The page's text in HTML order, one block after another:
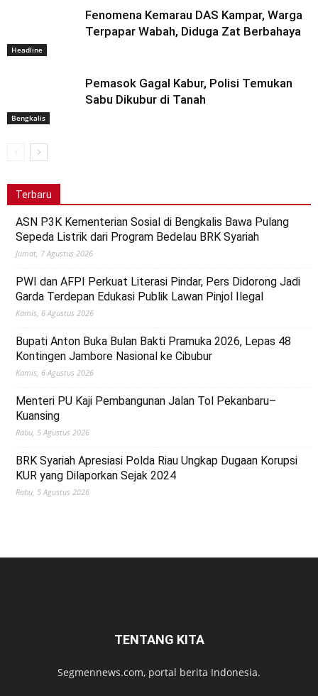
Headline
Fenomena Kemarau DAS Kampar, Warga
Terpapar Wabah, Diduga Zat Berbahaya
Bengkalis
Pemasok Gagal Kabur, Polisi Temukan
Sabu Dikubur di Tanah
Terbaru
ASN P3K Kementerian Sosial di Bengkalis Bawa Pulang
Sepeda Listrik dari Program Bedelau BRK Syariah
Jumat, 7 Agustus 2026
PWI dan AFPI Perkuat Literasi Pindar, Pers Didorong Jadi
Garda Terdepan Edukasi Publik Lawan Pinjol Ilegal
Kamis, 6 Agustus 2026
Bupati Anton Buka Bulan Bakti Pramuka 2026, Lepas 48
Kontingen Jambore Nasional ke Cibubur
Kamis, 6 Agustus 2026
Menteri PU Kaji Pembangunan Jalan Tol Pekanbaru–
Kuansing
Rabu, 5 Agustus 2026
BRK Syariah Apresiasi Polda Riau Ungkap Dugaan Korupsi
KUR yang Dilaporkan Sejak 2024
Rabu, 5 Agustus 2026
TENTANG KITA
Segmennews.com, portal berita Indonesia.